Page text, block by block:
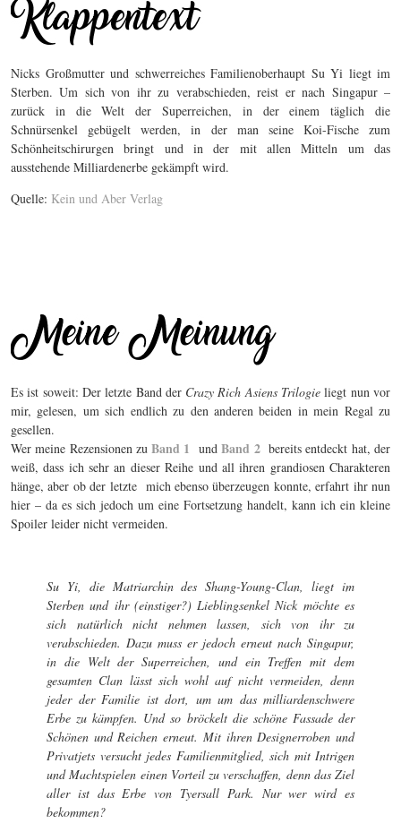
Nicks Großmutter und schwerreiches Familienoberhaupt Su Yi liegt im
Sterben. Um sich von ihr zu verabschieden, reist er nach Singapur –
zurück in die Welt der Superreichen, in der einem täglich die
Schnürsenkel gebügelt werden, in der man seine Koi-Fische zum
Schönheitschirurgen bringt und in der mit allen Mitteln um das
ausstehende Milliardenerbe gekämpft wird.
Quelle: Kein und Aber Verlag
Es ist soweit: Der letzte Band der Crazy Rich Asiens Trilogie liegt nun vor
mir, gelesen, um sich endlich zu den anderen beiden in mein Regal zu
gesellen.
Wer meine Rezensionen zuBand 1 undBand 2bereits entdeckt hat, der
weiß, dass ich sehr an dieser Reihe und all ihren grandiosen Charakteren
hänge, aber ob der letzte mich ebenso überzeugen konnte, erfahrt ihr nun
hier – da es sich jedoch um eine Fortsetzung handelt, kann ich ein kleine
Spoiler leider nicht vermeiden.
Su Yi, die Matriarchin des Shang-Young-Clan, liegt im
Sterben und ihr (einstiger?) Lieblingsenkel Nick möchte es
sich natürlich nicht nehmen lassen, sich von ihr zu
verabschieden. Dazu muss er jedoch erneut nach Singapur,
in die Welt der Superreichen, und ein Treffen mit dem
gesamten Clan lässt sich wohl auf nicht vermeiden, denn
jeder der Familie ist dort, um um das milliardenschwere
Erbe zu kämpfen. Und so bröckelt die schöne Fassade der
Schönen und Reichen erneut. Mit ihren Designerroben und
Privatjets versucht jedes Familienmitglied, sich mit Intrigen
und Machtspielen einen Vorteil zu verschaffen, denn das Ziel
aller ist das Erbe von Tyersall Park. Nur wer wird es
bekommen?